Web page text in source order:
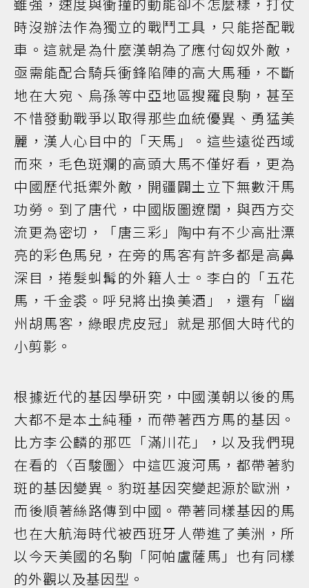
時沒辦法作為獨立的戰鬥工具，只能搭配戰
車。這就是為什麼漢朝為了應付匈奴外敵，
亟需能配合騎兵衝鋒陷陣的高大馬種，不斷
地在大宛、烏孫等中亞地區搜羅良駒，甚至
不惜發動戰爭以取得那些血統優異、勇猛美
麗，漢人心目中的「天馬」。這些遠從西域
而來，毛色斑斕的高頭大馬不僅好看，更為
中國歷代抵禦外敵，開疆闢土立下無數汗馬
功勞。到了唐代，中國版圖遼闊，與西方交
流更為密切，「唐三彩」陶中有不少高壯漂
亮的彩色馬兒，在旁的馬客有許多都是高鼻
深目，捲髮虯髯的外籍人士。李白的「五花
馬，千金裘。呼兒將出換美酒」，還有「幽
州胡馬客，綠眼虎皮冠」就是那個大時代的
小剪影。
根據近代的基因學研究，中國漢朝以後的馬
大都不是本土純種，而帶著西方馬的基因。
比方李公麟的那匹「滿川花」，以及我們現
在看的〈百駿圖〉中這匹渡河馬，都帶著豹
斑的基因變異。豹斑基因突變起源於歐洲，
而後順著絲路傳到中國。帶著同樣基因的馬
也在大航海時代被西班牙人帶進了美洲，所
以今天美國的名駒「阿帕盧薩馬」也有同樣
的外觀以及基因型。